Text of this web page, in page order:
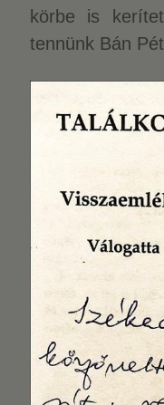
körbe is
tennünk Bán